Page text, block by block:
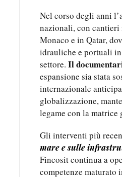
Nel corso degli anni
nazionali, con cantieri
Monaco e in Qatar,
idrauliche e portuali
settore. Il
espansione sia stata
internazionale
globalizzazione,
legame con la matrice
Gli interventi più
mare e sulle
Fincosit continua a
competenze maturato